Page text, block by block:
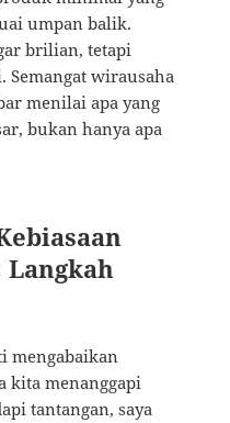
umpan balik.
brilian, tetapi
Semangat wirausaha
menilai apa yang
bukan hanya apa
Langkah
mengabaikan
kita menanggapi
tantangan, saya